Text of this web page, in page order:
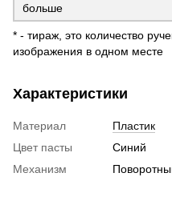
больше
* - тираж, это количество
изображения в одном месте
Характеристики
Материал
Пластик
Цвет пасты
Синий
Механизм